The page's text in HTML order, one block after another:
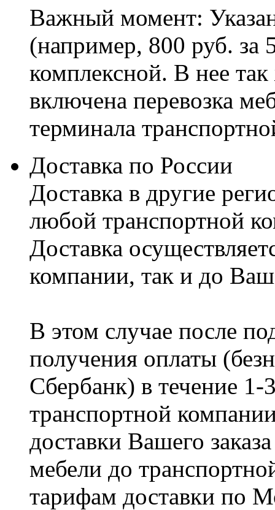
Важный момент:
(например, 800 руб. за
комплексной. В нее
включена перевозка
терминала
Доставка по России
Доставка в другие
любой транспортной
Доставка
компании, так и до
В этом случае после
получения оплаты
Сбербанк) в течение
транспортной
доставки Вашего
мебели до
тарифам доставки по